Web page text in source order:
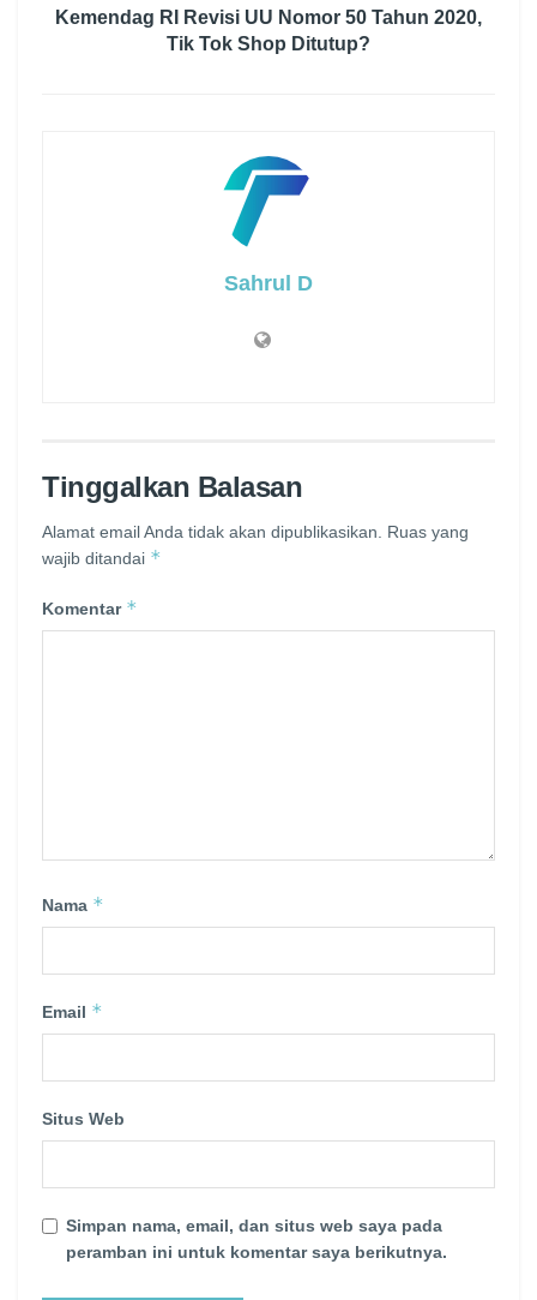
Kemendag RI Revisi UU Nomor 50 Tahun 2020,
Tik Tok Shop Ditutup?
Sahrul D
Tinggalkan Balasan
Alamat email Anda tidak akan dipublikasikan.
Ruas yang
wajib ditandai *
Komentar *
Nama *
Email *
Situs Web
Simpan nama, email, dan situs web saya pada
peramban ini untuk komentar saya berikutnya.